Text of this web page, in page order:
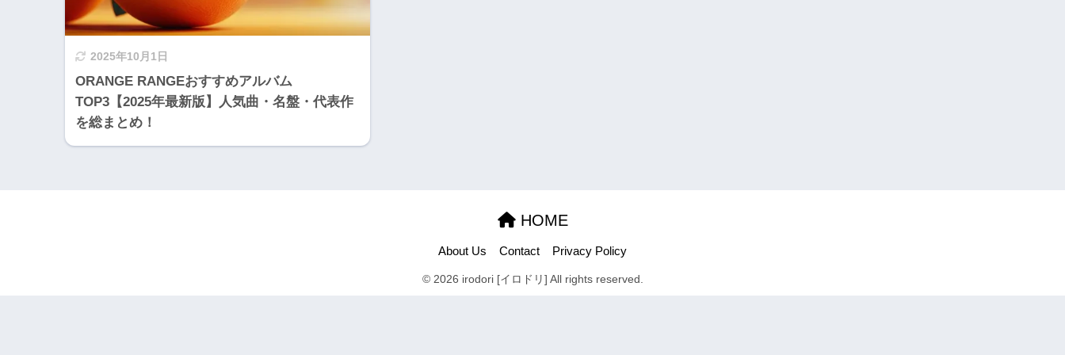
2025年10月1日
ORANGE RANGEおすすめアルバム
TOP3【2025年最新版】人気曲・名盤・代表作
を総まとめ！
HOME
About Us Contact Privacy Policy
© 2026 irodori [イロドリ] All rights reserved.